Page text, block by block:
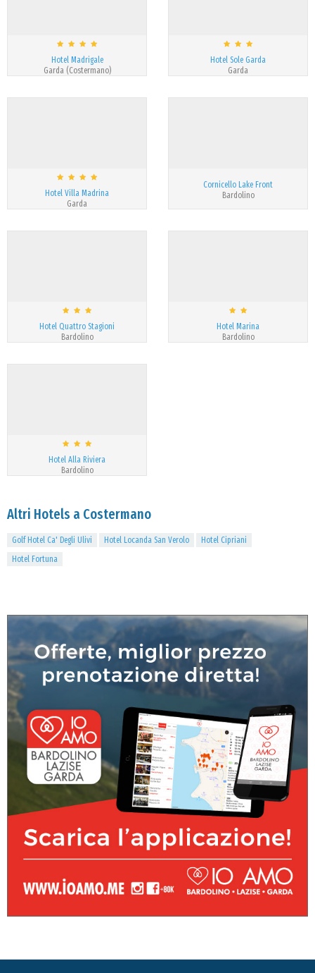
Hotel Madrigale
Garda (Costermano)
Hotel Sole Garda
Garda
Hotel Villa Madrina
Garda
Cornicello Lake Front
Bardolino
Hotel Quattro Stagioni
Bardolino
Hotel Marina
Bardolino
Hotel Alla Riviera
Bardolino
Altri Hotels a Costermano
Golf Hotel Ca' Degli Ulivi Hotel Locanda San Verolo
Hotel Cipriani
Hotel Fortuna